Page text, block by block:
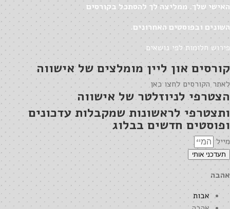
האישי שלך. ממליצה לך להסתכל בקורסים
השונים ובפוסטים האחרונים.
פירוש חלומות לפי נושאים
קורסים און ליין מומלצים של אישווה
לאתר הקורסים לחצו כאן
הצטרפי לניוזלטר של אישווה
ותצטרפי לראשונות שמקבלות עדכונים
ופוסטים חדשים בבלוג
מייל
תעדכני אותי
אהבה
אבות